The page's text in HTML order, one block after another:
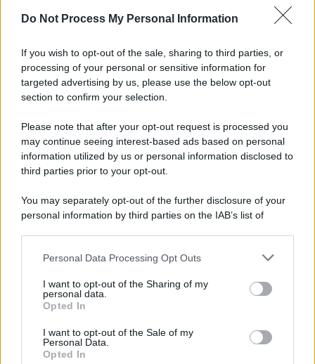
Do Not Process My Personal Information
If you wish to opt-out of the sale, sharing to third parties, or
processing of your personal or sensitive information for
targeted advertising by us, please use the below opt-out
section to confirm your selection.
Please note that after your opt-out request is processed you
may continue seeing interest-based ads based on personal
information utilized by us or personal information disclosed to
third parties prior to your opt-out.
You may separately opt-out of the further disclosure of your
personal information by third parties on the IAB’s list of
This information may also be disclosed by us to third parties
disclose it to other third parties.
Please note that this website/app uses one or more Google
services and may gather and store information including but
not limited to your visit or usage behaviour. You may click to
grant or deny consent to Google and its third-party tags to
Personal Data Processing Opt Outs
I want to opt-out of the Sharing of my
personal data.
Opted In
I want to opt-out of the Sale of my
Personal Data.
Opted In